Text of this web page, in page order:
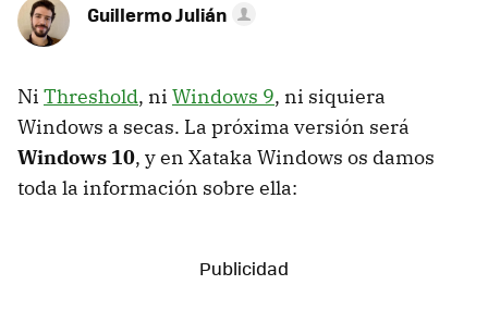
Guillermo Julián
Ni Threshold, ni Windows 9, ni siquiera
Windows a secas. La próxima versión será
Windows 10, y en Xataka Windows os damos
toda la información sobre ella: